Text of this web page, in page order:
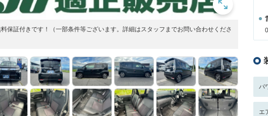
保証付きです！（一部条件等ございます。詳細はスタッフまでお問い合わせくださ
パ
エ